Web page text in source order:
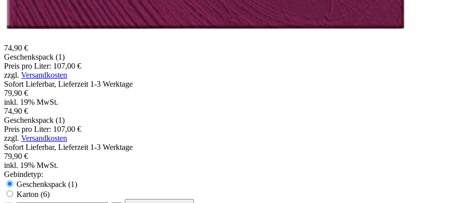
74,90 €
Geschenkspack (1)
Preis pro Liter: 107,00 €
zzgl. Versandkosten
Sofort Lieferbar, Lieferzeit 1-3 Werktage
79,90 €
inkl. 19% MwSt.
74,90 €
Geschenkspack (1)
Preis pro Liter: 107,00 €
zzgl. Versandkosten
Sofort Lieferbar, Lieferzeit 1-3 Werktage
79,90 €
inkl. 19% MwSt.
Gebindetyp:
Geschenkspack (1)
Karton (6)